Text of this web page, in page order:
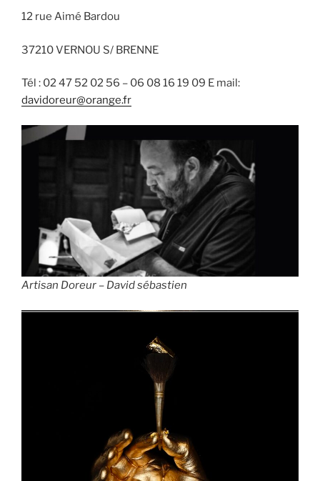
12 rue Aimé Bardou
37210 VERNOU S/ BRENNE
Tél : 02 47 52 02 56 – 06 08 16 19 09 E mail:
davidoreur@orange.fr
Artisan Doreur – David sébastien